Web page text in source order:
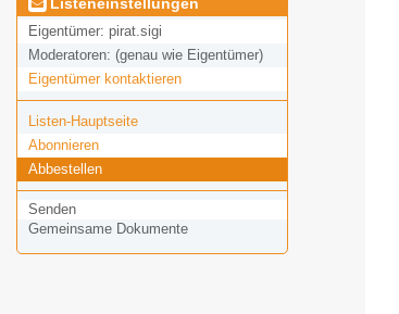
Eigentümer: pirat.sigi
Moderatoren: (genau wie Eigentümer)
Eigentümer kontaktieren
Listen-Hauptseite
Abonnieren
Abbestellen
Senden
Gemeinsame Dokumente